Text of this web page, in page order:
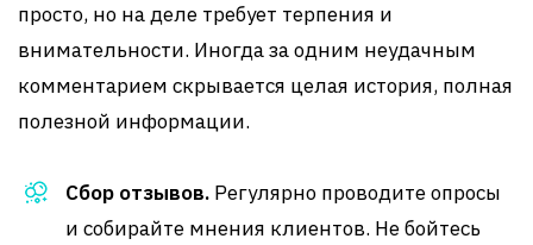
просто, но на деле требует терпения и
внимательности. Иногда за одним неудачным
комментарием скрывается целая история, полная
полезной информации.
Сбор отзывов. Регулярно проводите опросы
и собирайте мнения клиентов. Не бойтесь